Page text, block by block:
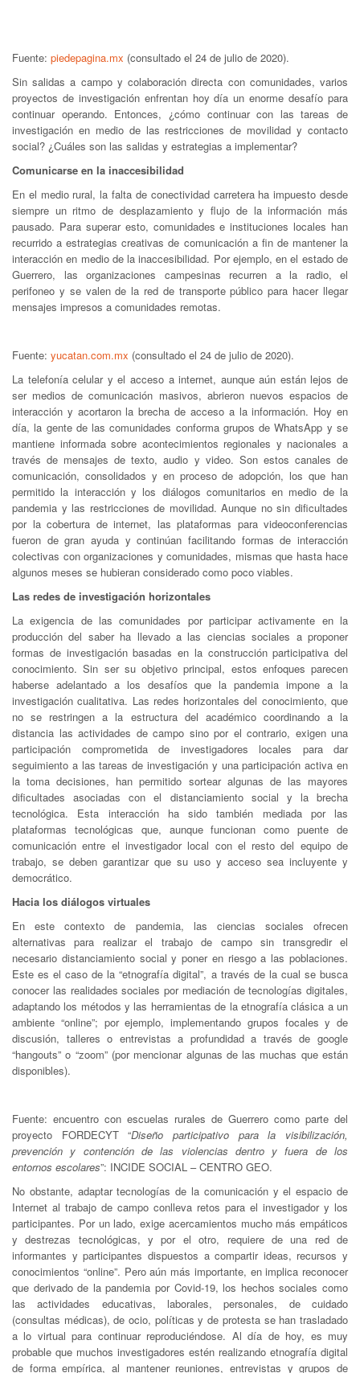
Fuente: piedepagina.mx (consultado el 24 de julio de 2020).
Sin salidas a campo y colaboración directa con comunidades, varios
proyectos de investigación enfrentan hoy día un enorme desafío para
continuar operando. Entonces, ¿cómo continuar con las tareas de
investigación en medio de las restricciones de movilidad y contacto
social? ¿Cuáles son las salidas y estrategias a implementar?
Comunicarse en la inaccesibilidad
En el medio rural, la falta de conectividad carretera ha impuesto desde
siempre un ritmo de desplazamiento y flujo de la información más
pausado. Para superar esto, comunidades e instituciones locales han
recurrido a estrategias creativas de comunicación a fin de mantener la
interacción en medio de la inaccesibilidad. Por ejemplo, en el estado de
Guerrero, las organizaciones campesinas recurren a la radio, el
perifoneo y se valen de la red de transporte público para hacer llegar
mensajes impresos a comunidades remotas.
Fuente: yucatan.com.mx (consultado el 24 de julio de 2020).
La telefonía celular y el acceso a internet, aunque aún están lejos de
ser medios de comunicación masivos, abrieron nuevos espacios de
interacción y acortaron la brecha de acceso a la información. Hoy en
día, la gente de las comunidades conforma grupos de WhatsApp y se
mantiene informada sobre acontecimientos regionales y nacionales a
través de mensajes de texto, audio y video. Son estos canales de
comunicación, consolidados y en proceso de adopción, los que han
permitido la interacción y los diálogos comunitarios en medio de la
pandemia y las restricciones de movilidad. Aunque no sin dificultades
por la cobertura de internet, las plataformas para videoconferencias
fueron de gran ayuda y continúan facilitando formas de interacción
colectivas con organizaciones y comunidades, mismas que hasta hace
algunos meses se hubieran considerado como poco viables.
Las redes de investigación horizontales
La exigencia de las comunidades por participar activamente en la
producción del saber ha llevado a las ciencias sociales a proponer
formas de investigación basadas en la construcción participativa del
conocimiento. Sin ser su objetivo principal, estos enfoques parecen
haberse adelantado a los desafíos que la pandemia impone a la
investigación cualitativa. Las redes horizontales del conocimiento, que
no se restringen a la estructura del académico coordinando a la
distancia las actividades de campo sino por el contrario, exigen una
participación comprometida de investigadores locales para dar
seguimiento a las tareas de investigación y una participación activa en
la toma decisiones, han permitido sortear algunas de las mayores
dificultades asociadas con el distanciamiento social y la brecha
tecnológica. Esta interacción ha sido también mediada por las
plataformas tecnológicas que, aunque funcionan como puente de
comunicación entre el investigador local con el resto del equipo de
trabajo, se deben garantizar que su uso y acceso sea incluyente y
democrático.
Hacia los diálogos virtuales
En este contexto de pandemia, las ciencias sociales ofrecen
alternativas para realizar el trabajo de campo sin transgredir el
necesario distanciamiento social y poner en riesgo a las poblaciones.
Este es el caso de la “etnografía digital”, a través de la cual se busca
conocer las realidades sociales por mediación de tecnologías digitales,
adaptando los métodos y las herramientas de la etnografía clásica a un
ambiente “online”; por ejemplo, implementando grupos focales y de
discusión, talleres o entrevistas a profundidad a través de google
“hangouts” o “zoom” (por mencionar algunas de las muchas que están
disponibles).
Fuente: encuentro con escuelas rurales de Guerrero como parte del
proyecto FORDECYT “Diseño participativo para la visibilización,
prevención y contención de las violencias dentro y fuera de los
entornos escolares”: INCIDE SOCIAL – CENTRO GEO.
No obstante, adaptar tecnologías de la comunicación y el espacio de
Internet al trabajo de campo conlleva retos para el investigador y los
participantes. Por un lado, exige acercamientos mucho más empáticos
y destrezas tecnológicas, y por el otro, requiere de una red de
informantes y participantes dispuestos a compartir ideas, recursos y
conocimientos “online”. Pero aún más importante, en implica reconocer
que derivado de la pandemia por Covid-19, los hechos sociales como
las actividades educativas, laborales, personales, de cuidado
(consultas médicas), de ocio, políticas y de protesta se han trasladado
a lo virtual para continuar reproduciéndose. Al día de hoy, es muy
probable que muchos investigadores estén realizando etnografía digital
de forma empírica, al mantener reuniones, entrevistas y grupos de